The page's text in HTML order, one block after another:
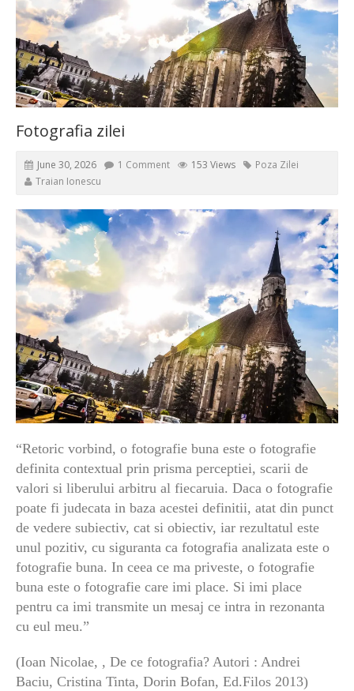
Fotografia zilei
June 30, 2026 1 Comment 153 Views
Poza Zilei
Traian Ionescu
“Retoric vorbind, o fotografie buna este o fotografie
definita contextual prin prisma perceptiei, scarii de
valori si liberului arbitru al fiecaruia. Daca o fotografie
poate fi judecata in baza acestei definitii, atat din punct
de vedere subiectiv, cat si obiectiv, iar rezultatul este
unul pozitiv, cu siguranta ca fotografia analizata este o
fotografie buna. In ceea ce ma priveste, o fotografie
buna este o fotografie care imi place. Si imi place
pentru ca imi transmite un mesaj ce intra in rezonanta
cu eul meu.”
(Ioan Nicolae, , De ce fotografia? Autori : Andrei
Baciu, Cristina Tinta, Dorin Bofan, Ed.Filos 2013)